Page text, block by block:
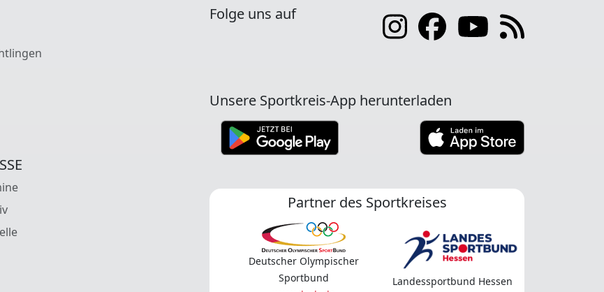
Folge uns auf
Unsere Sportkreis-App herunterladen
Partner des Sportkreises
Deutscher Olympischer
Sportbund
Landessportbund Hessen